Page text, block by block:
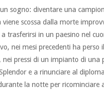
sogno: diventare una
viene scossa dalla morte
trasferirsi in un paesino nel
nei mesi precedenti ha
pressi di un impianto di una
e a rinunciare al
la notte per ricominciare